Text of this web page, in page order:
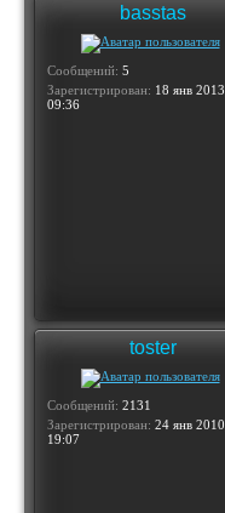
basstas
Сообщений: 5
Зарегистрирован: 18 янв 2013,
09:36
toster
Сообщений: 2131
Зарегистрирован: 24 янв 2010,
19:07